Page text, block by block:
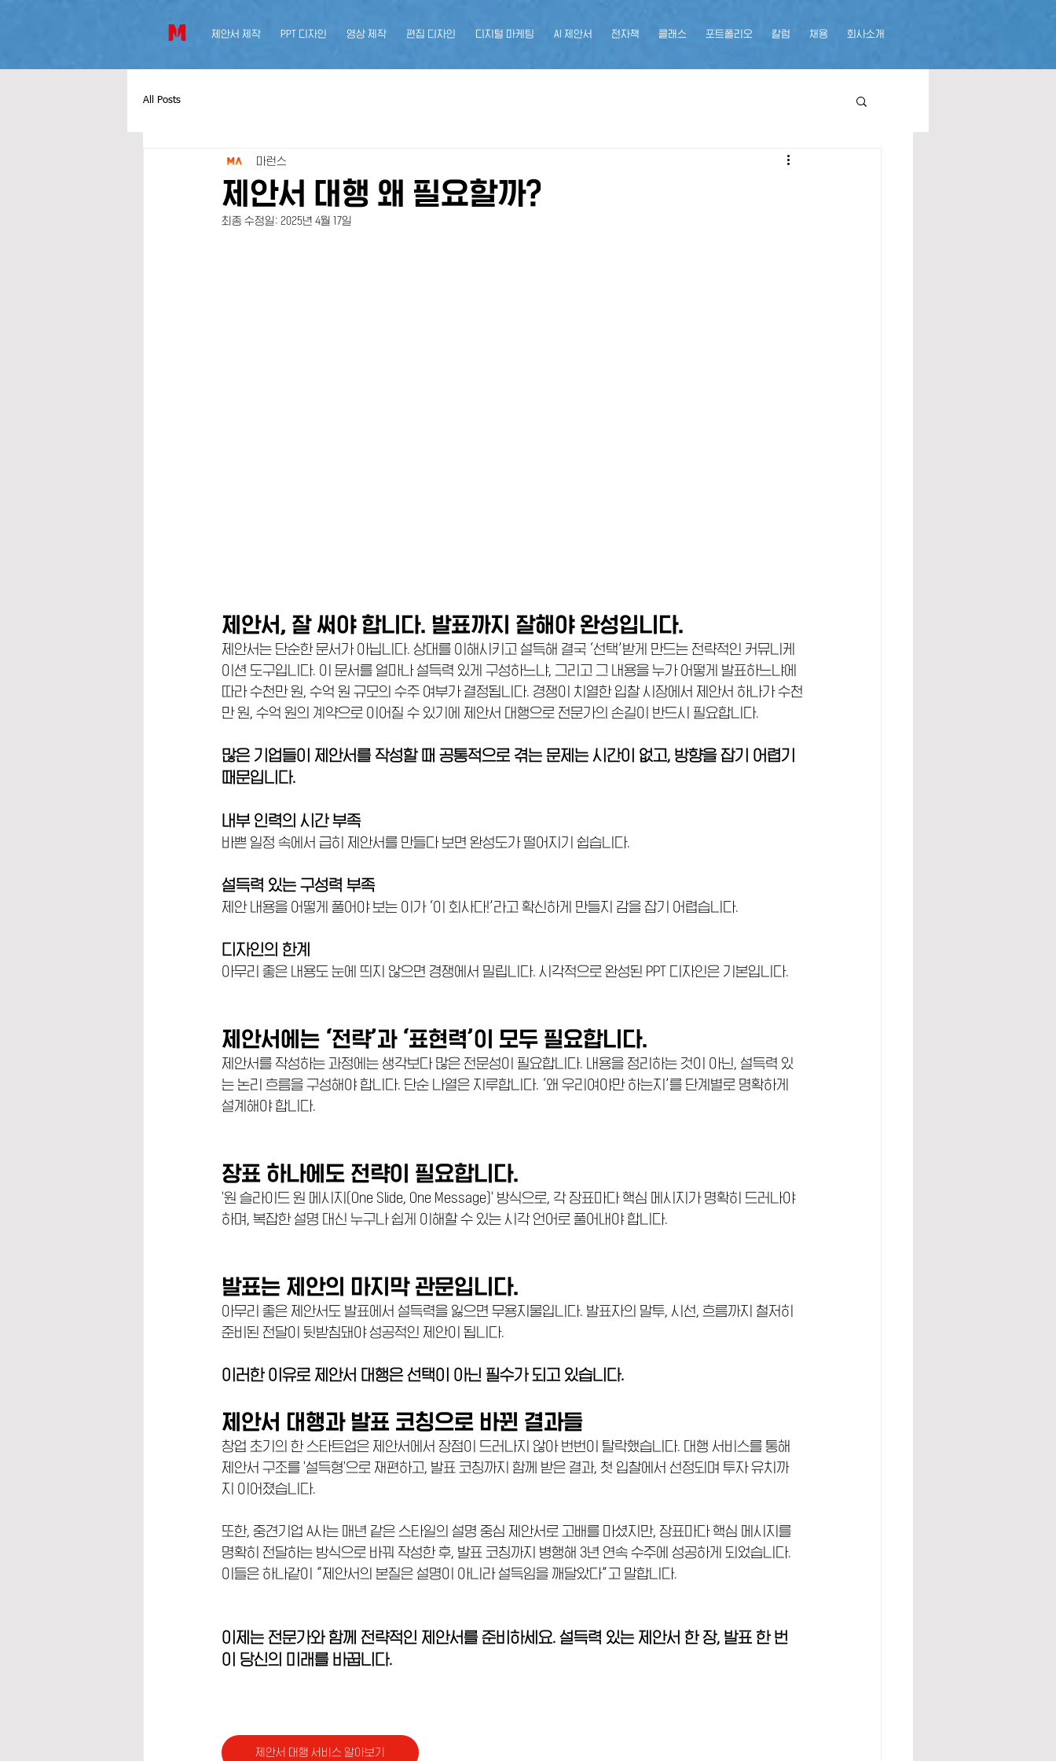
제안서 제작 PPT 디자인 영상 제작 편집 디자인 디지털 마케팅 AI 제안서 전자책 클래스 포트폴리오 칼럼 채용 회사소개
All Posts
제안서 대행 왜 필요할까?
마런스
최종 수정일: 2025년 4월 17일
제안서, 잘 써야 합니다. 발표까지 잘해야 완성입니다.
제안서는 단순한 문서가 아닙니다. 상대를 이해시키고 설득해 결국 ‘선택’받게 만드는 전략적인 커뮤니케
이션 도구입니다. 이 문서를 얼마나 설득력 있게 구성하느냐, 그리고 그 내용을 누가 어떻게 발표하느냐에
따라 수천만 원, 수억 원 규모의 수주 여부가 결정됩니다. 경쟁이 치열한 입찰 시장에서 제안서 하나가 수천
만 원, 수억 원의 계약으로 이어질 수 있기에 제안서 대행으로 전문가의 손길이 반드시 필요합니다.
많은 기업들이 제안서를 작성할 때 공통적으로 겪는 문제는 시간이 없고, 방향을 잡기 어렵기
때문입니다.
내부 인력의 시간 부족
바쁜 일정 속에서 급히 제안서를 만들다 보면 완성도가 떨어지기 쉽습니다.
설득력 있는 구성력 부족
제안 내용을 어떻게 풀어야 보는 이가 ‘이 회사다!’라고 확신하게 만들지 감을 잡기 어렵습니다.
디자인의 한계
아무리 좋은 내용도 눈에 띄지 않으면 경쟁에서 밀립니다. 시각적으로 완성된 PPT 디자인은 기본입니다.
제안서에는 ‘전략’과 ‘표현력’이 모두 필요합니다.
제안서를 작성하는 과정에는 생각보다 많은 전문성이 필요합니다. 내용을 정리하는 것이 아닌, 설득력 있
는 논리 흐름을 구성해야 합니다. 단순 나열은 지루합니다. ‘왜 우리여야만 하는지’를 단계별로 명확하게
설계해야 합니다.
장표 하나에도 전략이 필요합니다.
'원 슬라이드 원 메시지(One Slide, One Message)' 방식으로, 각 장표마다 핵심 메시지가 명확히 드러나야
하며, 복잡한 설명 대신 누구나 쉽게 이해할 수 있는 시각 언어로 풀어내야 합니다.
발표는 제안의 마지막 관문입니다.
아무리 좋은 제안서도 발표에서 설득력을 잃으면 무용지물입니다. 발표자의 말투, 시선, 흐름까지 철저히
준비된 전달이 뒷받침돼야 성공적인 제안이 됩니다.
이러한 이유로 제안서 대행은 선택이 아닌 필수가 되고 있습니다.
제안서 대행과 발표 코칭으로 바뀐 결과들
창업 초기의 한 스타트업은 제안서에서 장점이 드러나지 않아 번번이 탈락했습니다. 대행 서비스를 통해
제안서 구조를 '설득형'으로 재편하고, 발표 코칭까지 함께 받은 결과, 첫 입찰에서 선정되며 투자 유치까
지 이어졌습니다.
또한, 중견기업 A사는 매년 같은 스타일의 설명 중심 제안서로 고배를 마셨지만, 장표마다 핵심 메시지를
명확히 전달하는 방식으로 바꿔 작성한 후, 발표 코칭까지 병행해 3년 연속 수주에 성공하게 되었습니다.
이들은 하나같이 “제안서의 본질은 설명이 아니라 설득임을 깨달았다”고 말합니다.
이제는 전문가와 함께 전략적인 제안서를 준비하세요. 설득력 있는 제안서 한 장, 발표 한 번
이 당신의 미래를 바꿉니다.
제안서 대행 서비스 알아보기